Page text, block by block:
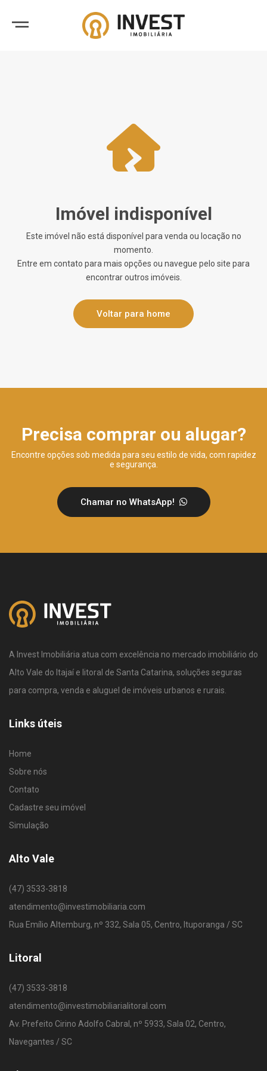
Imóvel indisponível
Este imóvel não está disponível para venda ou locação no
momento.
Entre em contato para mais opções ou navegue pelo site para
encontrar outros imóveis.
Voltar para home
Precisa comprar ou alugar?
Encontre opções sob medida para seu estilo de vida, com rapidez
e segurança.
Chamar no WhatsApp!
A Invest Imobiliária atua com excelência no mercado imobiliário do
Alto Vale do Itajaí e litoral de Santa Catarina, soluções seguras
para compra, venda e aluguel de imóveis urbanos e rurais.
Links úteis
Home
Sobre nós
Contato
Cadastre seu imóvel
Simulação
Alto Vale
(47) 3533-3818
atendimento@investimobiliaria.com
Rua Emílio Altemburg, nº 332, Sala 05, Centro, Ituporanga / SC
Litoral
(47) 3533-3818
atendimento@investimobiliarialitoral.com
Av. Prefeito Cirino Adolfo Cabral, nº 5933, Sala 02, Centro,
Navegantes / SC